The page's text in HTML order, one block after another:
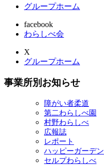
グループホーム
facebook
わらしべ会
X
グループホーム
事業所別お知らせ
障がい者柔道
第二わらしべ園
村野わらしべ
広報誌
レポート
ハッピーガーデン
セルプわらしべ